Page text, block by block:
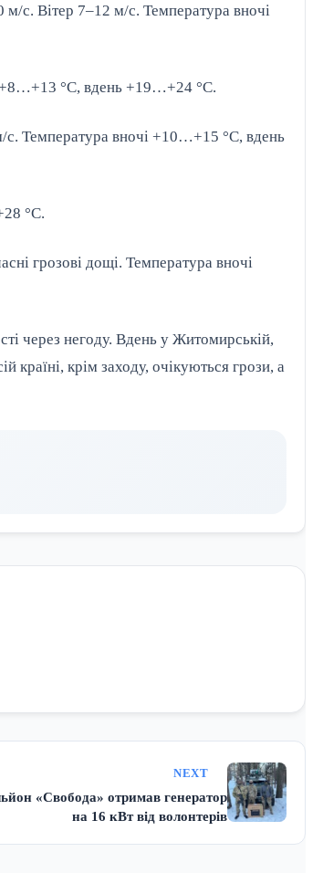
м/с. Вітер 7–12 м/с. Температура вночі
+8…+13 °С, вдень +19…+24 °С.
с. Температура вночі +10…+15 °С, вдень
°С.
грозові дощі. Температура вночі
через негоду. Вдень у Житомирській,
країні, крім заходу, очікуються грози, а
NEXT
«Свобода» отримав генератор
на 16 кВт від волонтерів